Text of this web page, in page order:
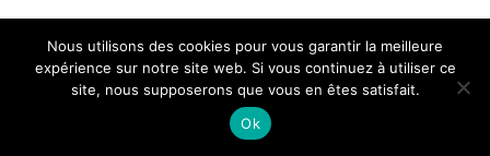
Nous utilisons des cookies pour vous garantir la meilleure
expérience sur notre site web. Si vous continuez à utiliser ce
site, nous supposerons que vous en êtes satisfait.
Ok